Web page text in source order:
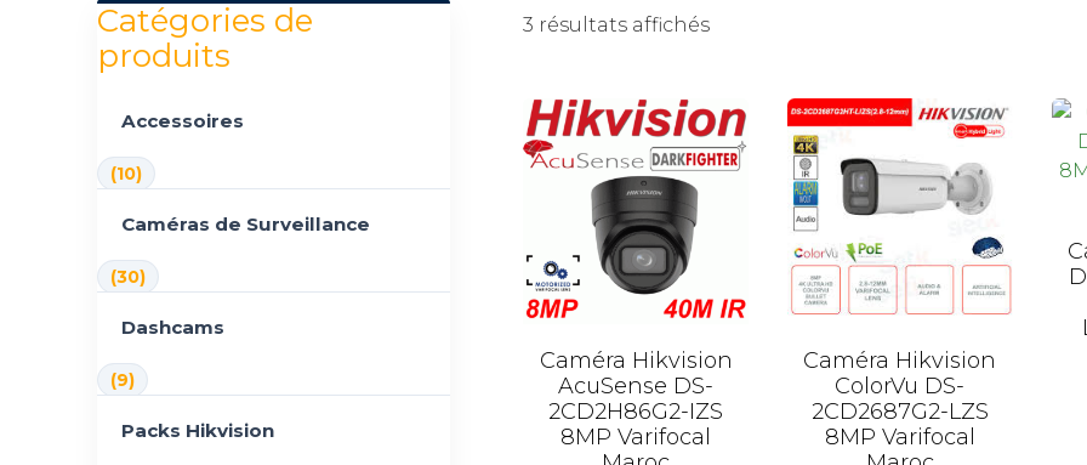
3 résultats affichés
Caméra Hikvision
AcuSense DS-
2CD2H86G2-IZS
8MP Varifocal
Caméra Hikvision
ColorVu DS-
2CD2687G2-LZS
8MP Varifocal
Catégories de
produits
Accessoires
(10)
Caméras de Surveillance
(30)
Dashcams
(9)
Packs Hikvision